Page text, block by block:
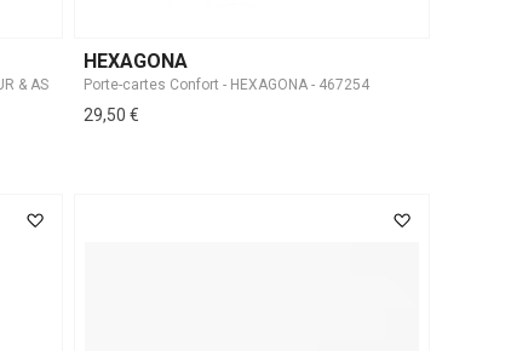
HEXAGONA
Porte-cartes Confort - HEXAGONA - 467254
29,50 €